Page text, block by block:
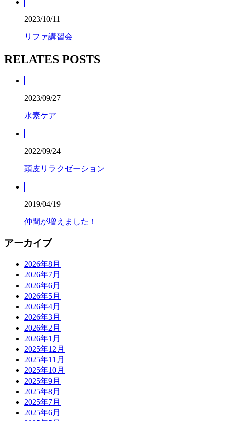
2023/10/11
リファ講習会
RELATES POSTS
2023/09/27
水素ケア
2022/09/24
頭皮リラクゼーション
2019/04/19
仲間が増えました！
アーカイブ
2026年8月
2026年7月
2026年6月
2026年5月
2026年4月
2026年3月
2026年2月
2026年1月
2025年12月
2025年11月
2025年10月
2025年9月
2025年8月
2025年7月
2025年6月